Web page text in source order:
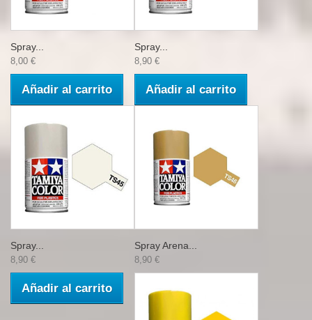
Spray...
8,00 €
Añadir al carrito
Spray...
8,90 €
Añadir al carrito
Spray...
8,90 €
Añadir al carrito
Spray Arena...
8,90 €